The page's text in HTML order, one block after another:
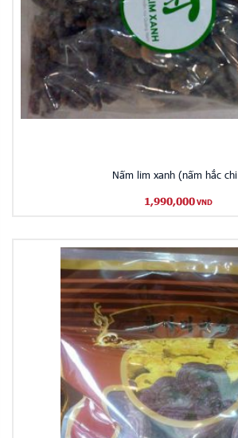
Nấm lim xanh (nấm hắc
1,990,000 VND